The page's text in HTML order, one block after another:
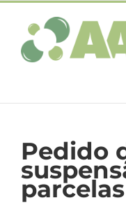
conteúdo
Pedido
parcelas